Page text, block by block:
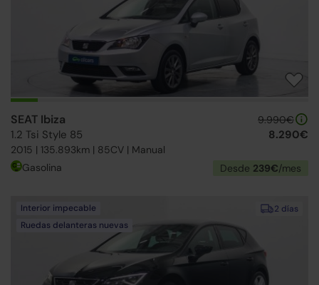
SEAT Ibiza
1.2 Tsi Style 85
2015 | 135.893km | 85CV | Manual
9.990€
8.290€
Gasolina Desde 239€/mes
2 días
Interior impecable
Ruedas delanteras nuevas